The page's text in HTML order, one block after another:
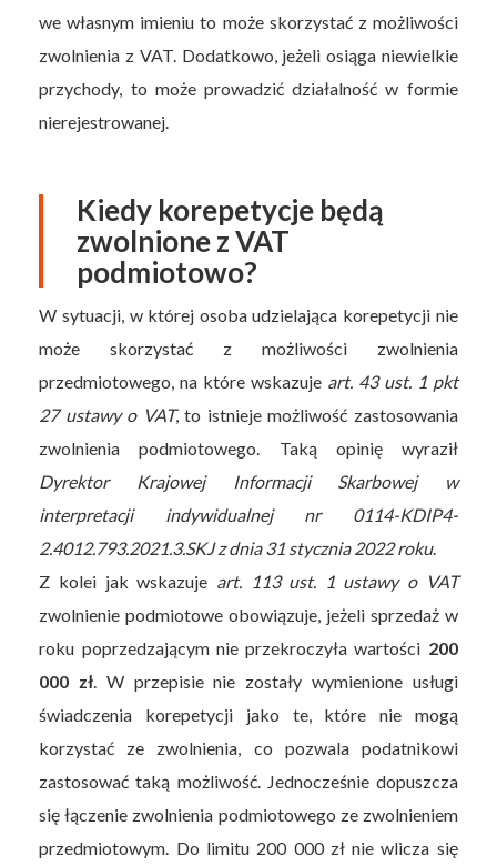
we własnym imieniu to może skorzystać z możliwości
zwolnienia z VAT. Dodatkowo, jeżeli osiąga niewielkie
przychody, to może prowadzić działalność w formie
nierejestrowanej.
Kiedy korepetycje będą
zwolnione z VAT
podmiotowo?
W sytuacji, w której osoba udzielająca korepetycji nie
może skorzystać z możliwości zwolnienia
przedmiotowego, na które wskazuje art. 43 ust. 1 pkt
27 ustawy o VAT, to istnieje możliwość zastosowania
zwolnienia podmiotowego. Taką opinię wyraził
Dyrektor Krajowej Informacji Skarbowej w
interpretacji indywidualnej nr 0114-KDIP4-
2.4012.793.2021.3.SKJ z dnia 31 stycznia 2022 roku.
Z kolei jak wskazuje art. 113 ust. 1 ustawy o VAT
zwolnienie podmiotowe obowiązuje, jeżeli sprzedaż w
roku poprzedzającym nie przekroczyła wartości 200
000 zł . W przepisie nie zostały wymienione usługi
świadczenia korepetycji jako te, które nie mogą
korzystać ze zwolnienia, co pozwala podatnikowi
zastosować taką możliwość. Jednocześnie dopuszcza
się łączenie zwolnienia podmiotowego ze zwolnieniem
przedmiotowym. Do limitu 200 000 zł nie wlicza się